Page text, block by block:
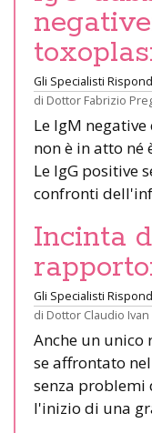
Gli Specialisti
di Dottor Fabrizio
Le IgM
non è in atto né
Le IgG positive
confronti
Incinta
Gli Specialisti
di Dottor Claudio
Anche un unico
se affrontato
senza
l'inizio di una